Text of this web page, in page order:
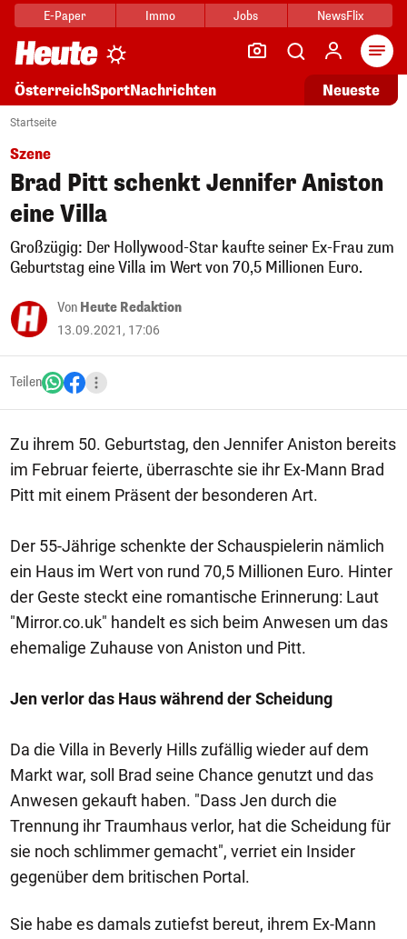
E-Paper Immo Jobs NewsFlix
ÖsterreichSportNachrichten Neueste
Startseite
Szene
Brad Pitt schenkt Jennifer Aniston
eine Villa
Großzügig: Der Hollywood-Star kaufte seiner Ex-Frau zum
Geburtstag eine Villa im Wert von 70,5 Millionen Euro.
Von Heute Redaktion
13.09.2021, 17:06
Teilen
Zu ihrem 50. Geburtstag, den Jennifer Aniston bereits
im Februar feierte, überraschte sie ihr Ex-Mann Brad
Pitt mit einem Präsent der besonderen Art.
Der 55-Jährige schenkte der Schauspielerin nämlich
ein Haus im Wert von rund 70,5 Millionen Euro. Hinter
der Geste steckt eine romantische Erinnerung: Laut
"Mirror.co.uk" handelt es sich beim Anwesen um das
ehemalige Zuhause von Aniston und Pitt.
Jen verlor das Haus während der Scheidung
Da die Villa in Beverly Hills zufällig wieder auf dem
Markt war, soll Brad seine Chance genutzt und das
Anwesen gekauft haben. "Dass Jen durch die
Trennung ihr Traumhaus verlor, hat die Scheidung für
sie noch schlimmer gemacht", verriet ein Insider
gegenüber dem britischen Portal.
Sie habe es damals zutiefst bereut, ihrem Ex-Mann